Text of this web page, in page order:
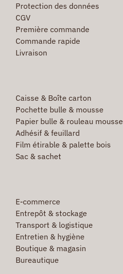
Protection des données
CGV
Première commande
Commande rapide
Livraison
Caisse & Boîte carton
Pochette bulle & mousse
Papier bulle & rouleau mousse
Adhésif & feuillard
Film étirable & palette bois
Sac & sachet
E-commerce
Entrepôt & stockage
Transport & logistique
Entretien & hygiène
Boutique & magasin
Bureautique